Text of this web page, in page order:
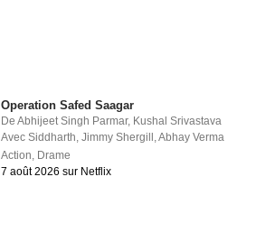
Operation Safed Saagar
DeAbhijeet Singh Parmar, Kushal Srivastava
AvecSiddharth,Jimmy Shergill ,Abhay Verma
Action, Drame
7 août 2026 sur Netflix